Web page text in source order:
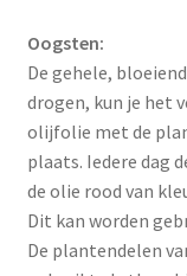
Oogsten:
De gehele,
drogen, kun je het
olijfolie met de
plaats. Iedere dag
de olie rood van
Dit kan worden
De plantendelen